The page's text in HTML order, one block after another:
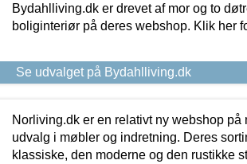
Bydahlliving.dk er drevet af mor og to
boliginteriør på deres webshop. Klik her
Se udvalget på Bydahlliving.dk
Norliving.dk er en relativt ny webshop på
udvalg i møbler og indretning. Deres
klassiske, den moderne og den rustikke